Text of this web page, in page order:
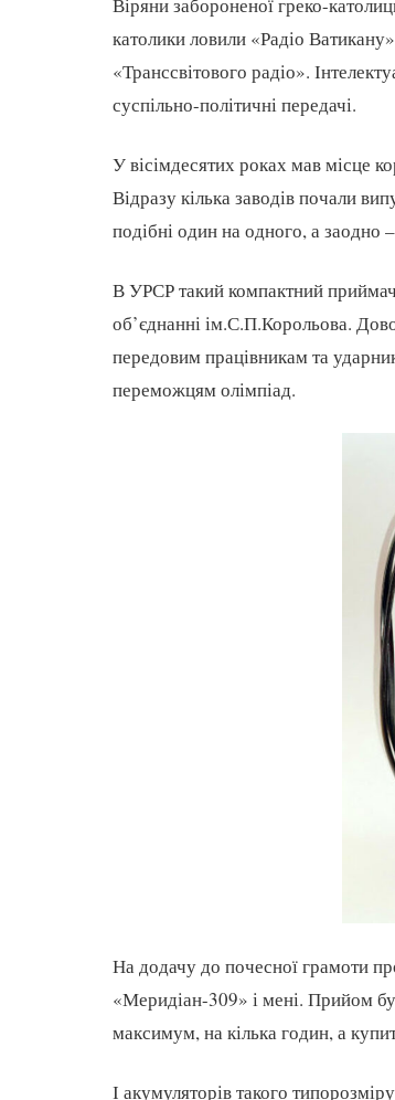
католики ловили «Радіо
«Транссвітового радіо».
суспільно-політичні передачі.
У вісімдесятих роках мав місце
Відразу кілька заводів почали
подібні один на одного, а заодно
В УРСР такий компактний
об’єднанні ім.С.П.Корольова.
передовим працівникам та
переможцям олімпіад.
На додачу до почесної грамоти
«Меридіан-309» і мені. Прийом
максимум, на кілька годин, а
І акумуляторів такого